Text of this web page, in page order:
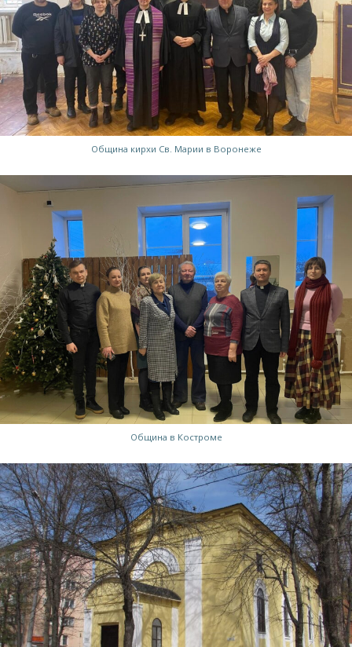
Община кирхи Св. Марии в Воронеже
Община в Костроме